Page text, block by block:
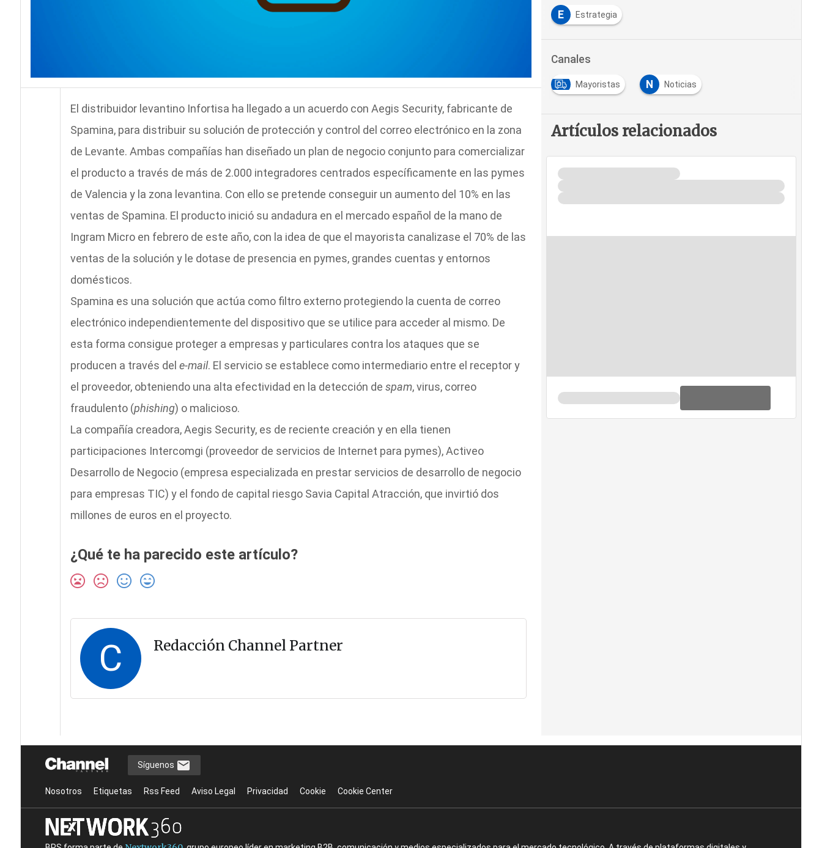
El distribuidor levantino Infortisa ha llegado a un acuerdo con Aegis Security, fabricante de
Spamina, para distribuir su solución de protección y control del correo electrónico en la zona
de Levante. Ambas compañías han diseñado un plan de negocio conjunto para comercializar
el producto a través de más de 2.000 integradores centrados específicamente en las pymes
de Valencia y la zona levantina. Con ello se pretende conseguir un aumento del 10% en las
ventas de Spamina. El producto inició su andadura en el mercado español de la mano de
Ingram Micro en febrero de este año, con la idea de que el mayorista canalizase el 70% de las
ventas de la solución y le dotase de presencia en pymes, grandes cuentas y entornos
domésticos.
Spamina es una solución que actúa como filtro externo protegiendo la cuenta de correo
electrónico independientemente del dispositivo que se utilice para acceder al mismo. De
esta forma consigue proteger a empresas y particulares contra los ataques que se
producen a través del e-mail. El servicio se establece como intermediario entre el receptor y
el proveedor, obteniendo una alta efectividad en la detección de spam, virus, correo
fraudulento (phishing) o malicioso.
La compañía creadora, Aegis Security, es de reciente creación y en ella tienen
participaciones Intercomgi (proveedor de servicios de Internet para pymes), Activeo
Desarrollo de Negocio (empresa especializada en prestar servicios de desarrollo de negocio
para empresas TIC) y el fondo de capital riesgo Savia Capital Atracción, que invirtió dos
millones de euros en el proyecto.
¿Qué te ha parecido este artículo?
C Redacción Channel Partner
E Estrategia
Canales
Mayoristas N Noticias
Artículos relacionados
Síguenos
Nosotros Etiquetas Rss Feed Aviso Legal Privacidad Cookie Cookie Center